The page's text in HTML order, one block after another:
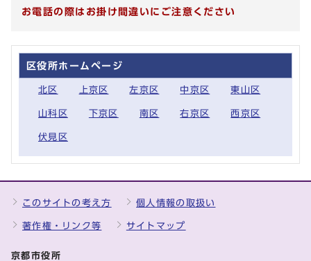
お電話の際はお掛け間違いにご注意ください
区役所ホームページ
北区 上京区 左京区 中京区 東山区
山科区 下京区 南区 右京区 西京区
伏見区
このサイトの考え方 個人情報の取扱い
著作権・リンク等 サイトマップ
京都市役所